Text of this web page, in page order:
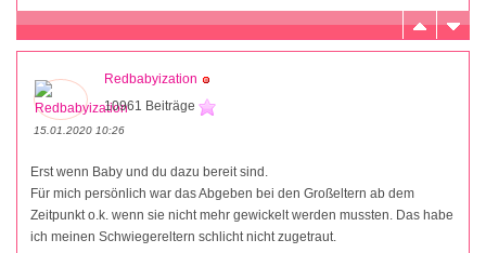
Redbabyization
10961 Beiträge
15.01.2020 10:26
Erst wenn Baby und du dazu bereit sind.
Für mich persönlich war das Abgeben bei den Großeltern ab dem
Zeitpunkt o.k. wenn sie nicht mehr gewickelt werden mussten. Das habe
ich meinen Schwiegereltern schlicht nicht zugetraut.